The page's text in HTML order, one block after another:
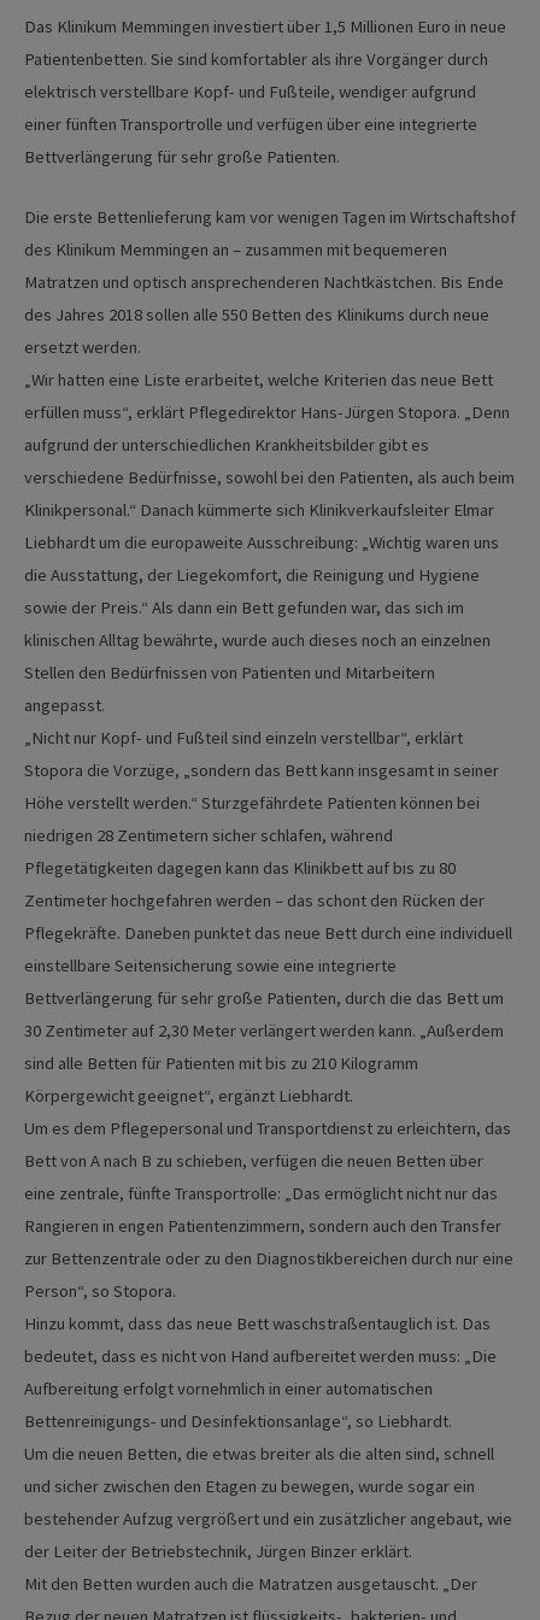
Das Klinikum Memmingen investiert über 1,5 Millionen Euro in neue
Patientenbetten. Sie sind komfortabler als ihre Vorgänger durch
elektrisch verstellbare Kopf- und Fußteile, wendiger aufgrund
einer fünften Transportrolle und verfügen über eine integrierte
Bettverlängerung für sehr große Patienten.
Die erste Bettenlieferung kam vor wenigen Tagen im Wirtschaftshof
des Klinikum Memmingen an – zusammen mit bequemeren
Matratzen und optisch ansprechenderen Nachtkästchen. Bis Ende
des Jahres 2018 sollen alle 550 Betten des Klinikums durch neue
ersetzt werden.
„Wir hatten eine Liste erarbeitet, welche Kriterien das neue Bett
erfüllen muss“, erklärt Pflegedirektor Hans-Jürgen Stopora. „Denn
aufgrund der unterschiedlichen Krankheitsbilder gibt es
verschiedene Bedürfnisse, sowohl bei den Patienten, als auch beim
Klinikpersonal.“ Danach kümmerte sich Klinikverkaufsleiter Elmar
Liebhardt um die europaweite Ausschreibung: „Wichtig waren uns
die Ausstattung, der Liegekomfort, die Reinigung und Hygiene
sowie der Preis.“ Als dann ein Bett gefunden war, das sich im
klinischen Alltag bewährte, wurde auch dieses noch an einzelnen
Stellen den Bedürfnissen von Patienten und Mitarbeitern
angepasst.
„Nicht nur Kopf- und Fußteil sind einzeln verstellbar“, erklärt
Stopora die Vorzüge, „sondern das Bett kann insgesamt in seiner
Höhe verstellt werden.“ Sturzgefährdete Patienten können bei
niedrigen 28 Zentimetern sicher schlafen, während
Pflegetätigkeiten dagegen kann das Klinikbett auf bis zu 80
Zentimeter hochgefahren werden – das schont den Rücken der
Pflegekräfte. Daneben punktet das neue Bett durch eine individuell
einstellbare Seitensicherung sowie eine integrierte
Bettverlängerung für sehr große Patienten, durch die das Bett um
30 Zentimeter auf 2,30 Meter verlängert werden kann. „Außerdem
sind alle Betten für Patienten mit bis zu 210 Kilogramm
Körpergewicht geeignet“, ergänzt Liebhardt.
Um es dem Pflegepersonal und Transportdienst zu erleichtern, das
Bett von A nach B zu schieben, verfügen die neuen Betten über
eine zentrale, fünfte Transportrolle: „Das ermöglicht nicht nur das
Rangieren in engen Patientenzimmern, sondern auch den Transfer
zur Bettenzentrale oder zu den Diagnostikbereichen durch nur eine
Person“, so Stopora.
Hinzu kommt, dass das neue Bett waschstraßentauglich ist. Das
bedeutet, dass es nicht von Hand aufbereitet werden muss: „Die
Aufbereitung erfolgt vornehmlich in einer automatischen
Bettenreinigungs- und Desinfektionsanlage“, so Liebhardt.
Um die neuen Betten, die etwas breiter als die alten sind, schnell
und sicher zwischen den Etagen zu bewegen, wurde sogar ein
bestehender Aufzug vergrößert und ein zusätzlicher angebaut, wie
der Leiter der Betriebstechnik, Jürgen Binzer erklärt.
Mit den Betten wurden auch die Matratzen ausgetauscht. „Der